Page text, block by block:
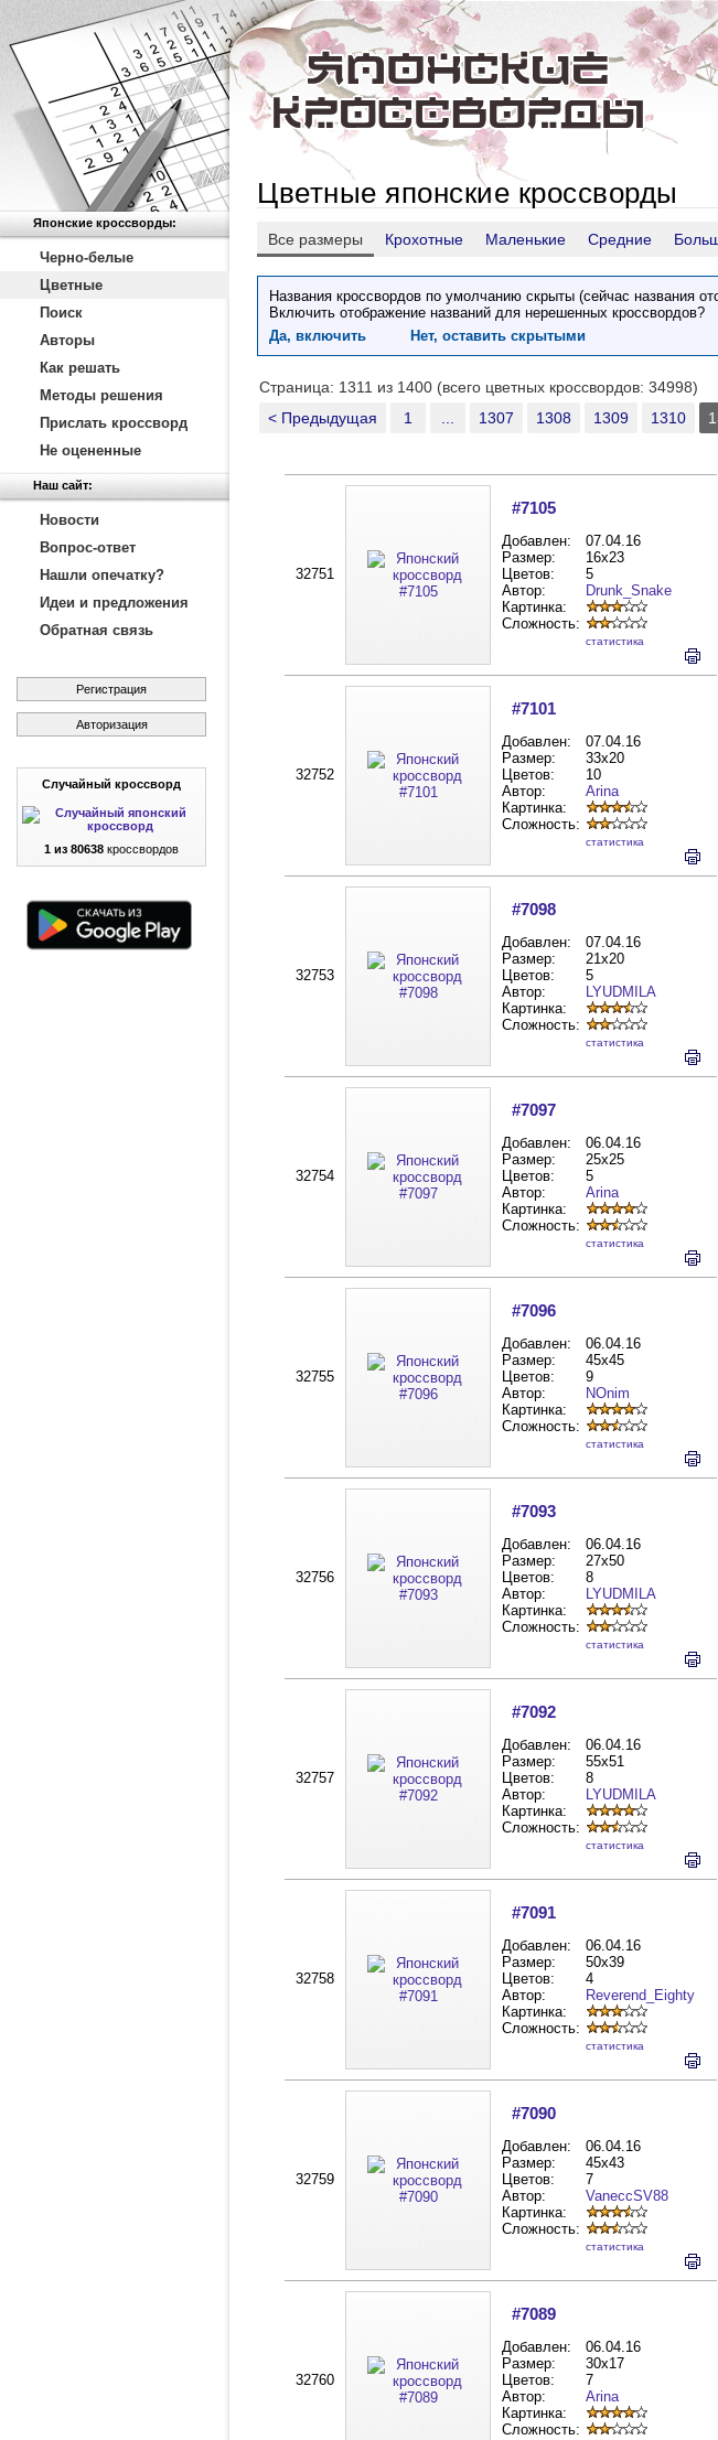
Японские кроссворды:
Черно-белые
Цветные
Поиск
Авторы
Как решать
Методы решения
Прислать кроссворд
Не оцененные
Наш сайт:
Новости
Вопрос-ответ
Нашли опечатку?
Идеи и предложения
Обратная связь
Регистрация
Авторизация
Случайный кроссворд
1 из 80638 кроссвордов
Цветные японские кроссворды
Все размеры Крохотные Маленькие Средние
Названия кроссвордов по умолчанию скрыты (сейчас названия
Включить отображение названий для нерешенных кроссвордов?
Да, включить
Нет, оставить скрытыми
Страница: 1311 из 1400 (всего цветных кроссвордов: 34998)
< Предыдущая
1 1307 1308 1309 1310
32751
#7105
Добавлен:
07.04.16
Размер:
16x23
Цветов:
5
Автор:
Drunk_Snake
Картинка:
Сложность:
cтатистика
32752
#7101
Добавлен:
07.04.16
Размер:
33x20
Цветов:
10
Автор:
Arina
Картинка:
Сложность:
cтатистика
32753
#7098
Добавлен:
07.04.16
Размер:
21x20
Цветов:
5
Автор:
LYUDMILA
Картинка:
Сложность:
cтатистика
32754
#7097
Добавлен:
06.04.16
Размер:
25x25
Цветов:
5
Автор:
Arina
Картинка:
Сложность:
cтатистика
32755
#7096
Добавлен:
06.04.16
Размер:
45x45
Цветов:
9
Автор:
NOnim
Картинка:
Сложность:
cтатистика
32756
#7093
Добавлен:
06.04.16
Размер:
27x50
Цветов:
8
Автор:
LYUDMILA
Картинка:
Сложность:
cтатистика
32757
#7092
Добавлен:
06.04.16
Размер:
55x51
Цветов:
8
Автор:
LYUDMILA
Картинка:
Сложность:
cтатистика
32758
#7091
Добавлен:
06.04.16
Размер:
50x39
Цветов:
4
Автор:
Reverend_Eighty
Картинка:
Сложность:
cтатистика
32759
#7090
Добавлен:
06.04.16
Размер:
45x43
Цветов:
7
Автор:
VaneccSV88
Картинка:
Сложность:
cтатистика
32760
#7089
Добавлен:
06.04.16
Размер:
30x17
Цветов:
7
Автор:
Arina
Картинка:
Сложность: